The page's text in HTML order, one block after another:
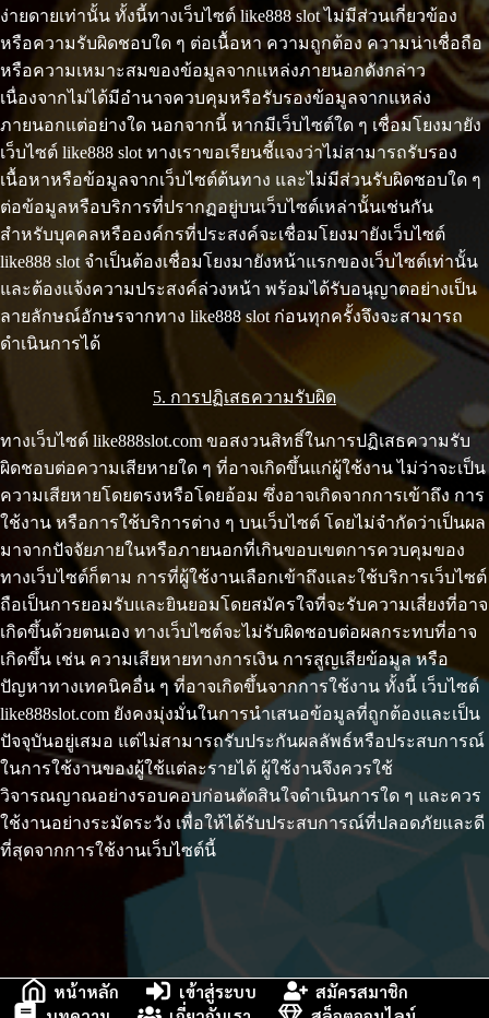
ง่ายดายเท่านั้น ทั้งนี้ทางเว็บไซต์ like888 slot ไม่มีส่วนเกี่ยวข้อง
หรือความรับผิดชอบใด ๆ ต่อเนื้อหา ความถูกต้อง ความน่าเชื่อถือ
หรือความเหมาะสมของข้อมูลจากแหล่งภายนอกดังกล่าว
เนื่องจากไม่ได้มีอำนาจควบคุมหรือรับรองข้อมูลจากแหล่ง
ภายนอกแต่อย่างใด นอกจากนี้ หากมีเว็บไซต์ใด ๆ เชื่อมโยงมายัง
เว็บไซต์ like888 slot ทางเราขอเรียนชี้แจงว่าไม่สามารถรับรอง
เนื้อหาหรือข้อมูลจากเว็บไซต์ต้นทาง และไม่มีส่วนรับผิดชอบใด ๆ
ต่อข้อมูลหรือบริการที่ปรากฏอยู่บนเว็บไซต์เหล่านั้นเช่นกัน
สำหรับบุคคลหรือองค์กรที่ประสงค์จะเชื่อมโยงมายังเว็บไซต์
like888 slot จำเป็นต้องเชื่อมโยงมายังหน้าแรกของเว็บไซต์เท่านั้น
และต้องแจ้งความประสงค์ล่วงหน้า พร้อมได้รับอนุญาตอย่างเป็น
ลายลักษณ์อักษรจากทาง like888 slot ก่อนทุกครั้งจึงจะสามารถ
ดำเนินการได้
5. การปฏิเสธความรับผิด
ทางเว็บไซต์ like888slot.com ขอสงวนสิทธิ์ในการปฏิเสธความรับ
ผิดชอบต่อความเสียหายใด ๆ ที่อาจเกิดขึ้นแก่ผู้ใช้งาน ไม่ว่าจะเป็น
ความเสียหายโดยตรงหรือโดยอ้อม ซึ่งอาจเกิดจากการเข้าถึง การ
ใช้งาน หรือการใช้บริการต่าง ๆ บนเว็บไซต์ โดยไม่จำกัดว่าเป็นผล
มาจากปัจจัยภายในหรือภายนอกที่เกินขอบเขตการควบคุมของ
ทางเว็บไซต์ก็ตาม การที่ผู้ใช้งานเลือกเข้าถึงและใช้บริการเว็บไซต์
ถือเป็นการยอมรับและยินยอมโดยสมัครใจที่จะรับความเสี่ยงที่อาจ
เกิดขึ้นด้วยตนเอง ทางเว็บไซต์จะไม่รับผิดชอบต่อผลกระทบที่อาจ
เกิดขึ้น เช่น ความเสียหายทางการเงิน การสูญเสียข้อมูล หรือ
ปัญหาทางเทคนิคอื่น ๆ ที่อาจเกิดขึ้นจากการใช้งาน ทั้งนี้ เว็บไซต์
like888slot.com ยังคงมุ่งมั่นในการนำเสนอข้อมูลที่ถูกต้องและเป็น
ปัจจุบันอยู่เสมอ แต่ไม่สามารถรับประกันผลลัพธ์หรือประสบการณ์
ในการใช้งานของผู้ใช้แต่ละรายได้ ผู้ใช้งานจึงควรใช้
วิจารณญาณอย่างรอบคอบก่อนตัดสินใจดำเนินการใด ๆ และควร
ใช้งานอย่างระมัดระวัง เพื่อให้ได้รับประสบการณ์ที่ปลอดภัยและดี
ที่สุดจากการใช้งานเว็บไซต์นี้
หน้าหลัก เข้าสู่ระบบ
สมัครสมาชิก